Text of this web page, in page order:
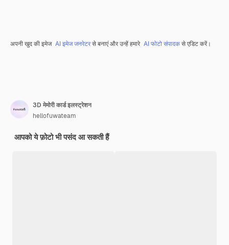
अपनी खुद की इमेज AI इमेज जनरेटरसे बनाएं और उन्हें हमारे AI फोटो संपादकसे एडिट करें।
3D मेमोरी कार्ड इलस्ट्रेशन
hellofuwateam
आपको ये फ़ोटो भी पसंद आ सकती हैं